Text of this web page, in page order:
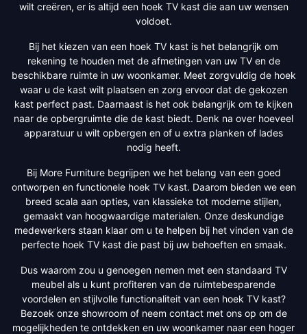
wilt creëren, er is altijd een hoek TV kast die aan uw wensen
voldoet.
Bij het kiezen van een hoek TV kast is het belangrijk om
rekening te houden met de afmetingen van uw TV en de
beschikbare ruimte in uw woonkamer. Meet zorgvuldig de hoek
waar u de kast wilt plaatsen en zorg ervoor dat de gekozen
kast perfect past. Daarnaast is het ook belangrijk om te kijken
naar de opbergruimte die de kast biedt. Denk na over hoeveel
apparatuur u wilt opbergen en of u extra planken of lades
nodig heeft.
Bij More Furniture begrijpen we het belang van een goed
ontworpen en functionele hoek TV kast. Daarom bieden we een
breed scala aan opties, van klassieke tot moderne stijlen,
gemaakt van hoogwaardige materialen. Onze deskundige
medewerkers staan klaar om u te helpen bij het vinden van de
perfecte hoek TV kast die past bij uw behoeften en smaak.
Dus waarom zou u genoegen nemen met een standaard TV
meubel als u kunt profiteren van de ruimtebesparende
voordelen en stijlvolle functionaliteit van een hoek TV kast?
Bezoek onze showroom of neem contact met ons op om de
mogelijkheden te ontdekken en uw woonkamer naar een hoger